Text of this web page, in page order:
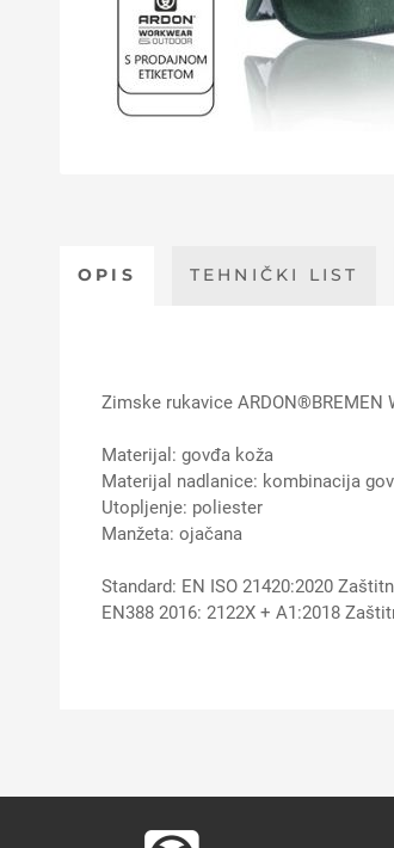
OPIS TEHNIČKI LIST
Zimske rukavice
Materijal: govđa koža
Materijal nadlanice: kombinacija
Utopljenje: poliester
Manžeta: ojačana
Standard: EN ISO 21420:2020
EN388 2016: 2122X + A1:2018